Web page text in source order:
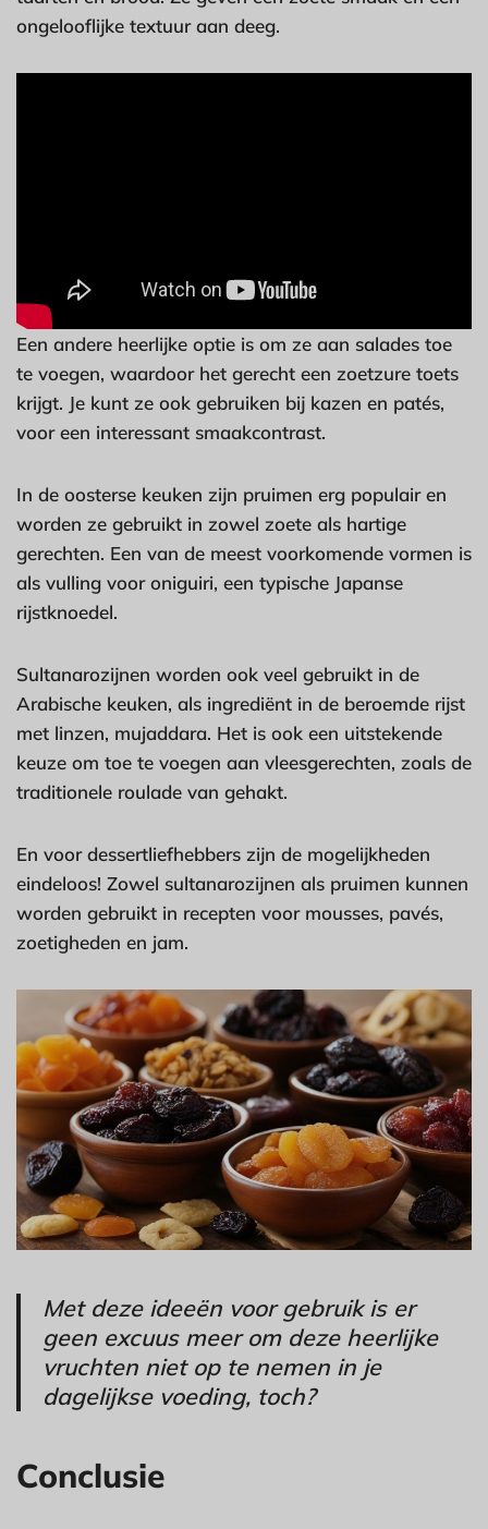
ongelooflijke textuur aan deeg.
Een andere heerlijke optie is om ze aan salades toe
te voegen, waardoor het gerecht een zoetzure toets
krijgt. Je kunt ze ook gebruiken bij kazen en patés,
voor een interessant smaakcontrast.
In de oosterse keuken zijn pruimen erg populair en
worden ze gebruikt in zowel zoete als hartige
gerechten. Een van de meest voorkomende vormen is
als vulling voor oniguiri, een typische Japanse
rijstknoedel.
Sultanarozijnen worden ook veel gebruikt in de
Arabische keuken, als ingrediënt in de beroemde rijst
met linzen, mujaddara. Het is ook een uitstekende
keuze om toe te voegen aan vleesgerechten, zoals de
traditionele roulade van gehakt.
En voor dessertliefhebbers zijn de mogelijkheden
eindeloos! Zowel sultanarozijnen als pruimen kunnen
worden gebruikt in recepten voor mousses, pavés,
zoetigheden en jam.
Met deze ideeën voor gebruik is er
geen excuus meer om deze heerlijke
vruchten niet op te nemen in je
dagelijkse voeding, toch?
Conclusie